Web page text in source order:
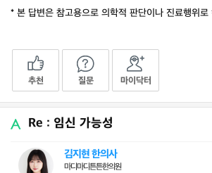
* 본 답변은 참고용으로 의학적 판단이나 진료행위로
추천 질문 마이닥터
Re : 임신 가능성
김지현 한의사
마디마디튼튼한의원